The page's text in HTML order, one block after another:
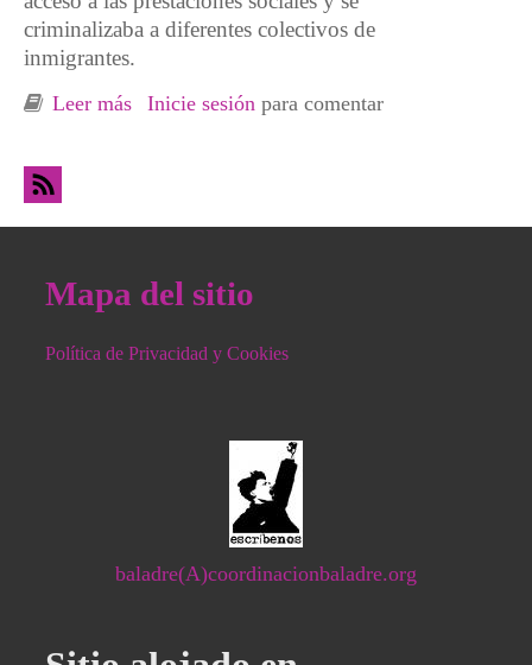
criminalizaba a diferentes colectivos de
inmigrantes.
Leer más sobre Concentración en Bilbo mientras
Inicie sesión para comentar
Mapa del sitio
Política de Privacidad y Cookies
baladre(A)coordinacionbaladre.org